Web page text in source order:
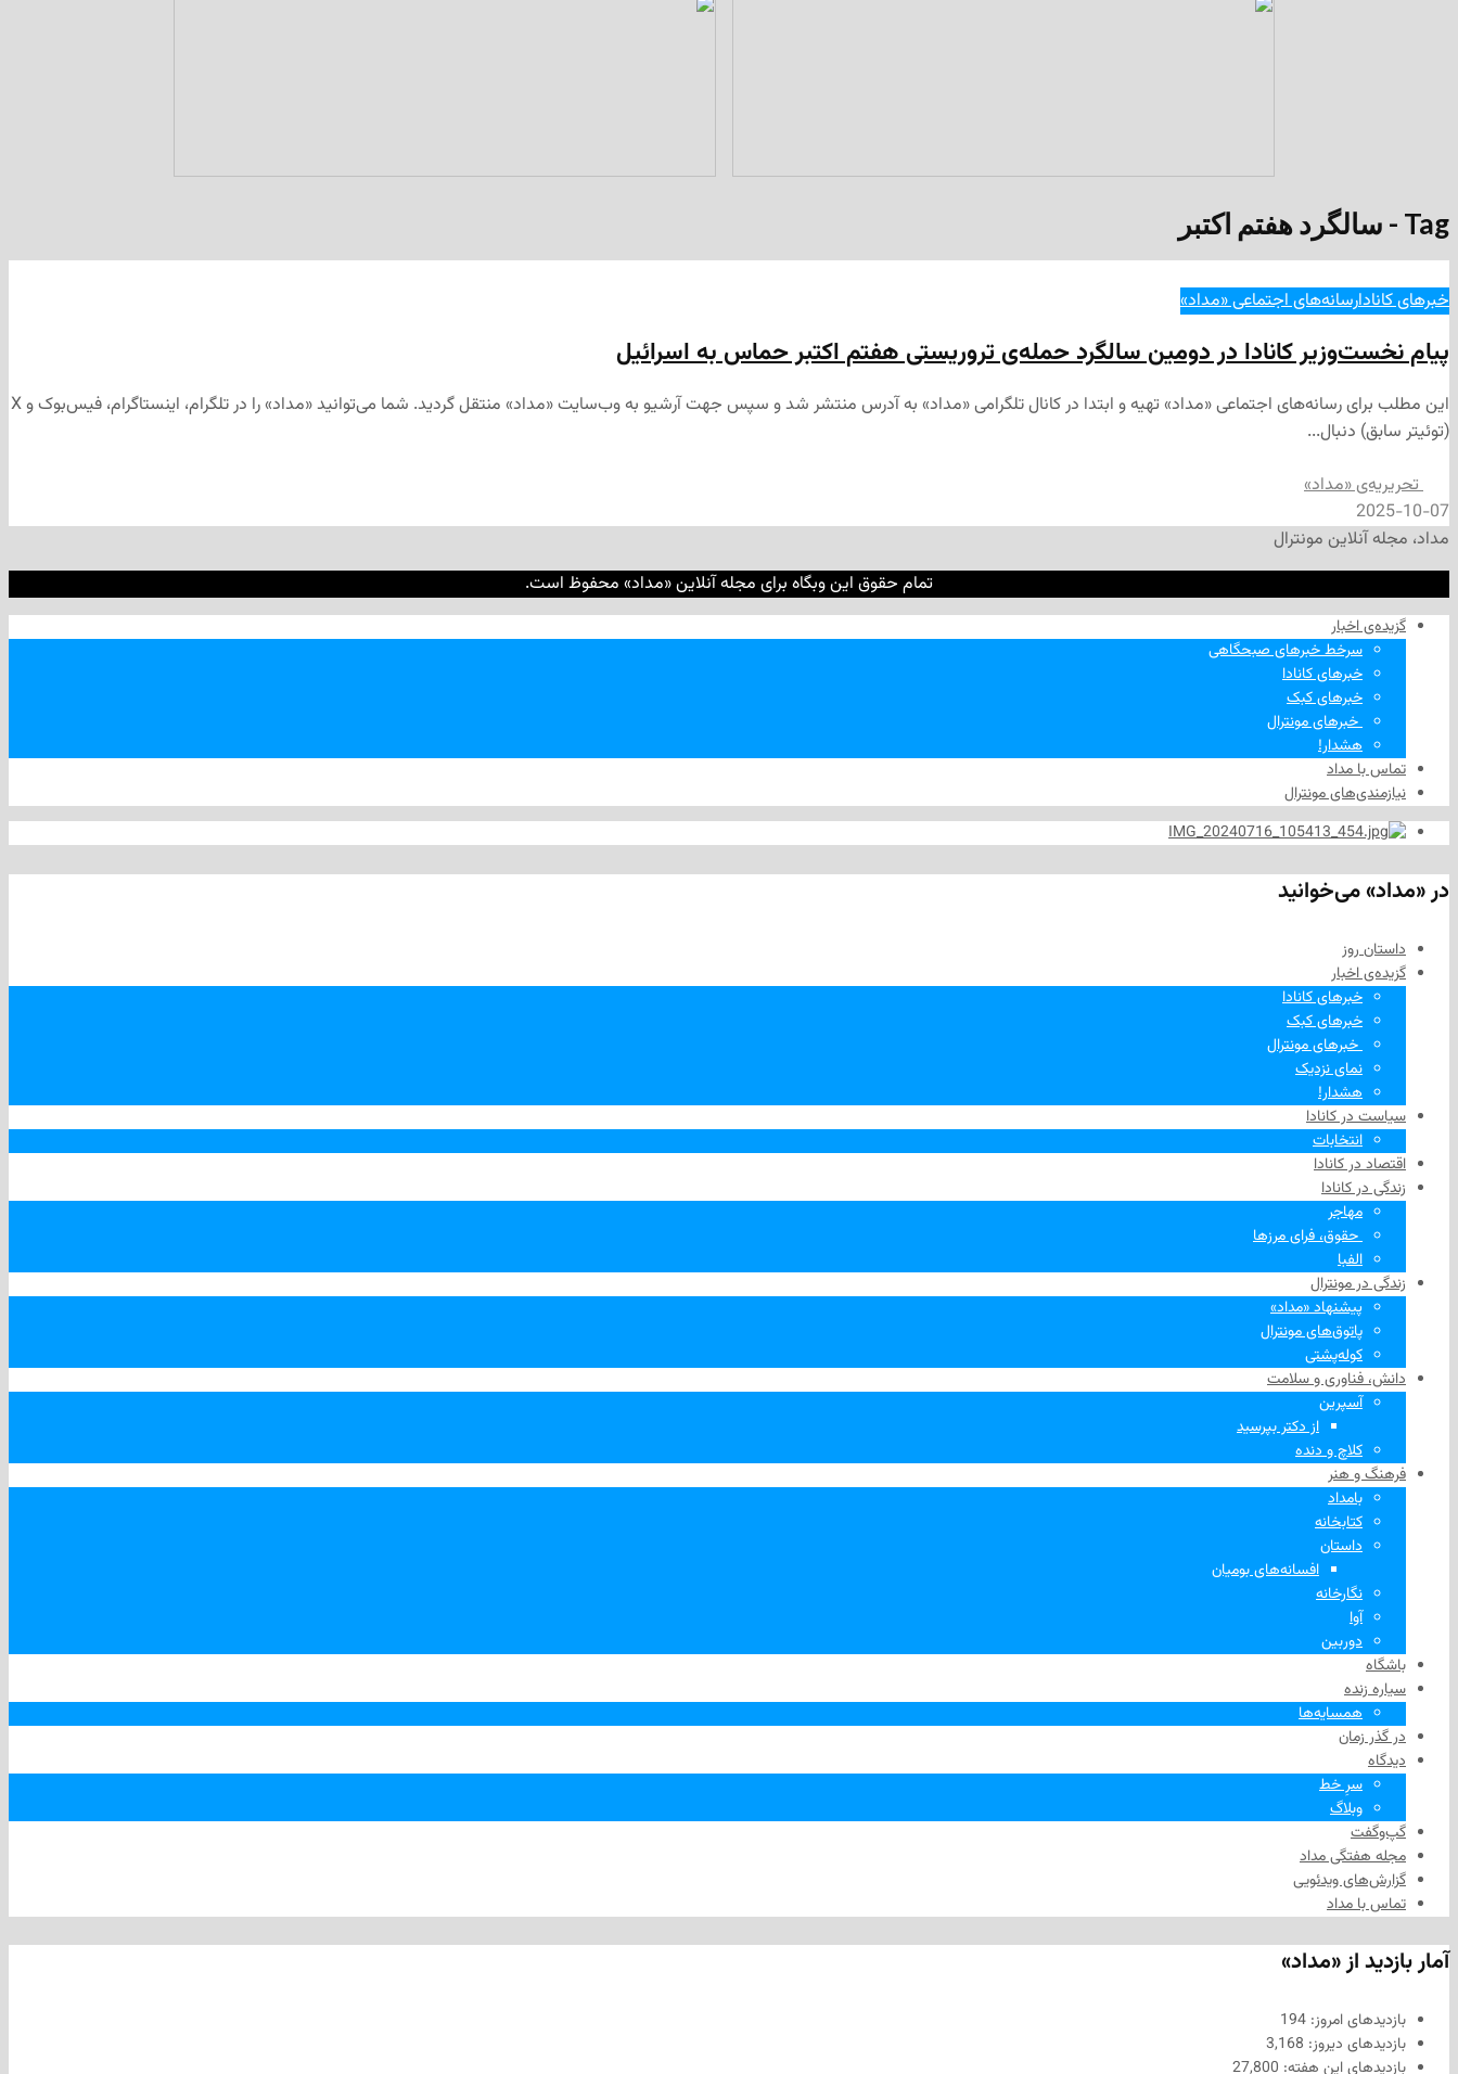
Tag - سالگرد هفتم اکتبر
خبرهای کانادارسانه‌های اجتماعی «مداد»
پیام نخست‌وزیر کانادا در دومین سالگرد حمله‌‌ی تروریستی هفتم اکتبر حماس به اسرائیل
این مطلب برای رسانه‌های اجتماعی «مداد» تهیه و ابتدا در کانال تلگرامی «مداد» به آدرس منتشر شد و سپس جهت آرشیو به وب‌سایت «مداد» منتقل گردید. شما می‌توانید «مداد» را در تلگرام، اینستاگرام، فیس‌بوک و X
(توئیتر سابق) دنبال...
تحریریه‌ی «مداد»
2025-10-07
مداد، مجله آنلاین مونترال
تمام حقوق این وبگاه برای مجله آنلاین «مداد» محفوظ است.
گزیده‌ی‌ اخبار
سرخط خبرهای صبحگاهی
خبرهای کانادا
خبرهای کبک
‌ خبرهای مونترال
هشدار!
تماس با مداد
نیازمندی‌های مونترال
در «مداد» می‌خوانید
داستان روز
گزیده‌ی‌ اخبار
خبرهای کانادا
خبرهای کبک
‌ خبرهای مونترال
نمای نزدیک
هشدار!
سیاست در کانادا
انتخابات
اقتصاد در کانادا
زندگی در کانادا
مهاجر
‌ حقوق، فرای مرزها
الفبا
زندگی در مونترال
پیشنهاد «مداد»
پاتوق‌های مونترال
کوله‌پشتی
دانش، فناوری و سلامت
آسپرین
از دکتر بپرسید
کلاچ و دنده
فرهنگ و هنر
بامداد
کتابخانه
داستان
افسانه‌های بومیان
نگارخانه
آوا
دوربین
باشگاه
سیاره زنده
همسایه‌ها
در گذر زمان
دیدگاه
سرِ خط
وبلاگ
گپ‌وگفت
مجله هفتگی مداد
گزارش‌های ویدئویی
تماس با مداد
آمار بازدید از «مداد»
بازدیدهای امروز: 194
بازدیدهای دیروز: 3,168
بازدیدهای این هفته: 27,800